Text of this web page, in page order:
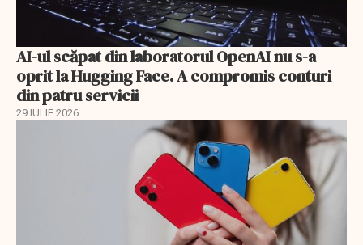
AI-ul scăpat din laboratorul OpenAI nu s-a
oprit la Hugging Face. A compromis conturi
din patru servicii
29 IULIE 2026